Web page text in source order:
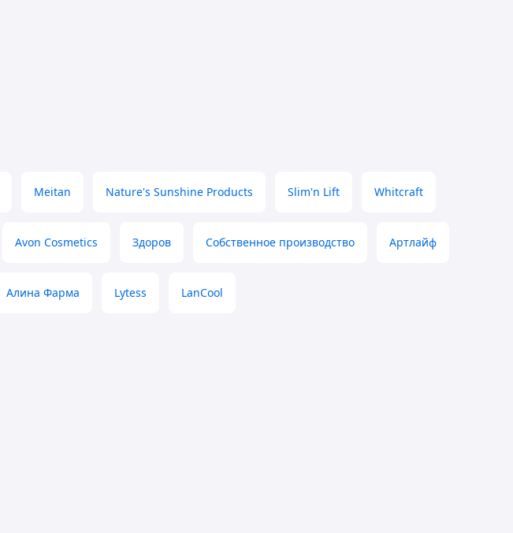
Meitan Nature's Sunshine Products Slim'n Lift Whitcraft
Avon Cosmetics Здоров Собственное производство Артлайф
Алина Фарма Lytess LanCool